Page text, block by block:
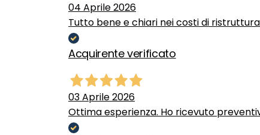
04 Aprile 2026
Tutto bene e chiari nei costi di
Acquirente verificato
03 Aprile 2026
Ottima esperienza. Ho ricevuto